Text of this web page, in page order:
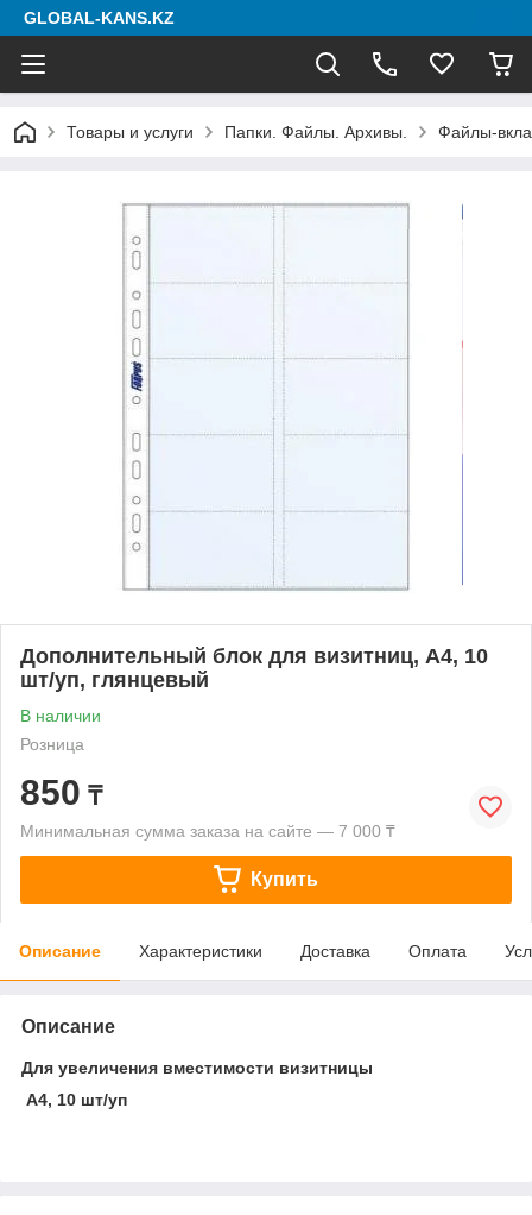
GLOBAL-KANS.KZ
Товары и услуги Папки. Файлы. Архивы. Файлы-
Дополнительный блок для визитниц, А4, 10
шт/уп, глянцевый
В наличии
Розница
850 ₸
Минимальная сумма заказа на сайте — 7 000 ₸
Купить
Описание Характеристики Доставка Оплата
Описание
Для увеличения вместимости визитницы
А4, 10 шт/уп